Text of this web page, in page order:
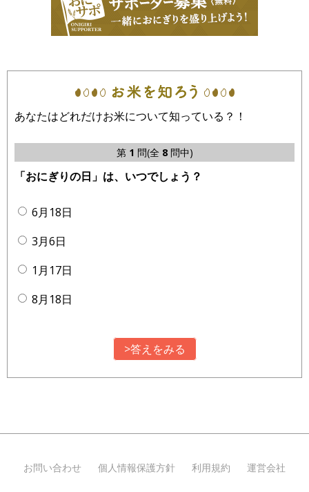
あなたはどれだけお米について知っている？！
第 1 問(全 8問中)
「おにぎりの日」は、いつでしょう？
6月18日
3月6日
1月17日
8月18日
>答えをみる
お問い合わせ 個人情報保護方針 利用規約 運営会社